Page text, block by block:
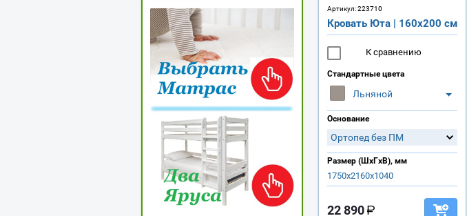
Артикул:223710
Кровать Юта | 160х200 см
К сравнению
Стандартные цвета
Льняной
Основание
Ортопед без ПМ
Размер (ШхГхВ), мм
1750х2160х1040
22 890